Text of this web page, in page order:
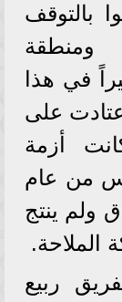
قاموا بالتوقف
ومنطقة
في هذا
على
أزمة
من عام
ولم ينتج
الملاحة.
ربيع